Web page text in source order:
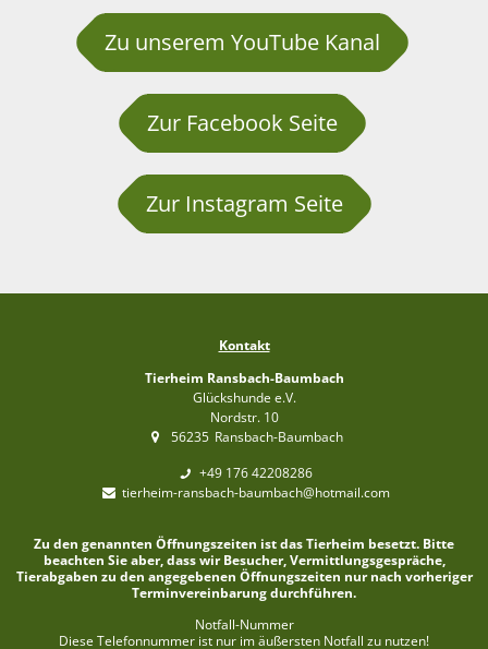
Zu unserem YouTube Kanal
Zur Facebook Seite
Zur Instagram Seite
Kontakt
Tierheim Ransbach-Baumbach
Glückshunde e.V.
Nordstr. 10
56235 Ransbach-Baumbach
+49 176 42208286
tierheim-ransbach-baumbach@hotmail.com
Zu den genannten Öffnungszeiten ist das Tierheim besetzt. Bitte
beachten Sie aber, dass wir Besucher, Vermittlungsgespräche,
Tierabgaben zu den angegebenen Öffnungszeiten nur nach vorheriger
Terminvereinbarung durchführen.
Notfall-Nummer
Diese Telefonnummer ist nur im äußersten Notfall zu nutzen!